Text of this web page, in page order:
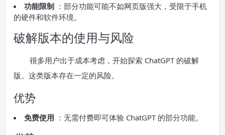
功能限制 ：部分功能可能不如网页版强大，受限于手机
的硬件和软件环境。
破解版本的使用与风险
很多用户出于成本考虑，开始探索 ChatGPT 的破解
版。这类版本存在一定的风险。
优势
免费使用 ：无需付费即可体验 ChatGPT 的部分功能。